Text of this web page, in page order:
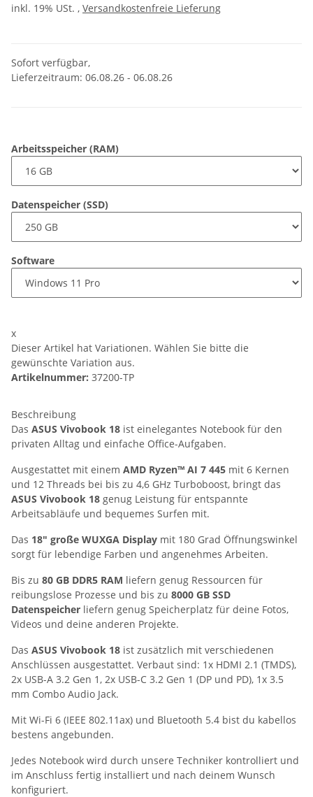
inkl. 19% USt. , Versandkostenfreie Lieferung
Sofort verfügbar,
Lieferzeitraum: 06.08.26 - 06.08.26
Arbeitsspeicher (RAM)
Datenspeicher (SSD)
Software
x
Dieser Artikel hat Variationen. Wählen Sie bitte die
gewünschte Variation aus.
Artikelnummer: 37200-TP
Beschreibung
Das ASUS Vivobook 18 ist einelegantes Notebook für den
privaten Alltag und einfache Office-Aufgaben.
Ausgestattet mit einem AMD Ryzen™ AI 7 445 mit 6 Kernen
und 12 Threads bei bis zu 4,6 GHz Turboboost, bringt das
ASUS Vivobook 18 genug Leistung für entspannte
Arbeitsabläufe und bequemes Surfen mit.
Das 18" große WUXGA Display mit 180 Grad Öffnungswinkel
sorgt für lebendige Farben und angenehmes Arbeiten.
Bis zu 80 GB DDR5 RAM liefern genug Ressourcen für
reibungslose Prozesse und bis zu 8000 GB SSD
Datenspeicher liefern genug Speicherplatz für deine Fotos,
Videos und deine anderen Projekte.
Das ASUS Vivobook 18 ist zusätzlich mit verschiedenen
Anschlüssen ausgestattet. Verbaut sind: 1x HDMI 2.1 (TMDS),
2x USB-A 3.2 Gen 1, 2x USB-C 3.2 Gen 1 (DP und PD), 1x 3.5
mm Combo Audio Jack.
Mit Wi-Fi 6 (IEEE 802.11ax) und Bluetooth 5.4 bist du kabellos
bestens angebunden.
Jedes Notebook wird durch unsere Techniker kontrolliert und
im Anschluss fertig installiert und nach deinem Wunsch
konfiguriert.